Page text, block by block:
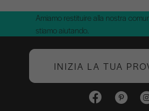
Amiamo restituire alla nostra
stiamo aiutando.
INIZIA LA TUA